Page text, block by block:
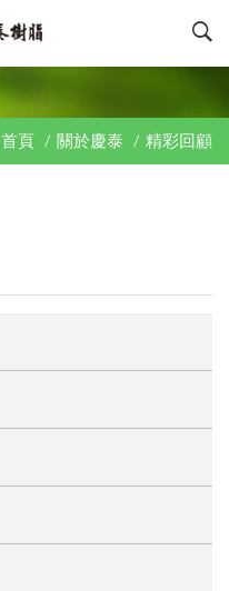
首頁 / 關於慶泰 / 精彩回顧